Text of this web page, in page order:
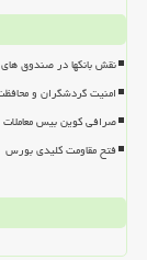
نقش بانکها در صندوق
امنیت گردشگران و
صرافی کوین بیس معاملات ۶ رمزارز را متوقف ساخت
فتح مقاومت کلیدی بورس